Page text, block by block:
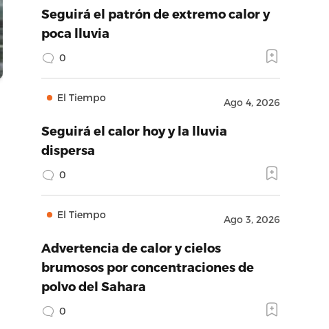
Seguirá el patrón de extremo calor y
poca lluvia
0
El Tiempo Ago 4, 2026
Seguirá el calor hoy y la lluvia
dispersa
0
El Tiempo Ago 3, 2026
Advertencia de calor y cielos
brumosos por concentraciones de
polvo del Sahara
0